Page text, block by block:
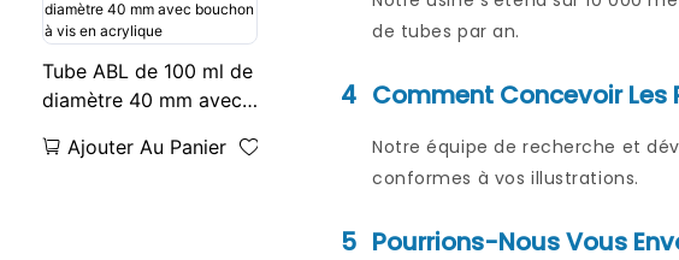
de tubes par an.
4 Comment Concevoir Les
Notre équipe de recherche et
conformes à vos illustrations.
5 Pourrions-Nous Vous
Tube ABL de 100 ml de
diamètre 40 mm avec
acrylique
Ajouter Au Panier